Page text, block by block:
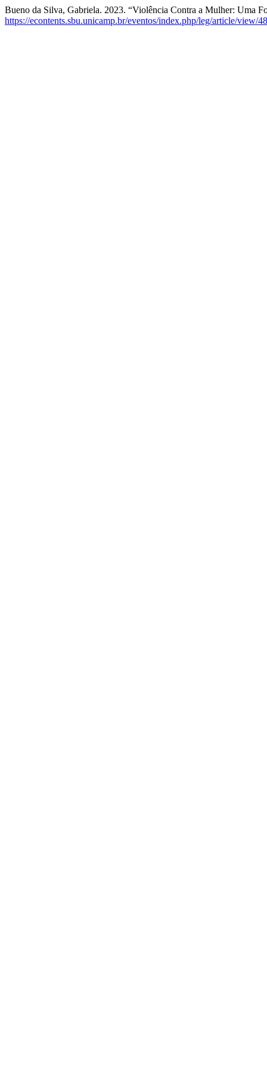
Bueno da Silva, Gabriela. 2023. “Violência Contra a Mulher: Uma
https://econtents.sbu.unicamp.br/eventos/index.php/leg/article/view/